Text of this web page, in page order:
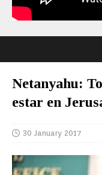
Netanyahu:
estar en
30 January 2017